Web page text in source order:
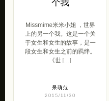
《世 […]
呆萌范
2015/11/30